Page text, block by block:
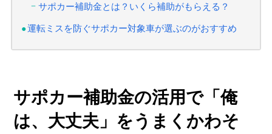
サポカー補助金とは？いくら補助がもらえる？
運転ミスを防ぐサポカー対象車が選ぶのがおすすめ
サポカー補助金の活用で「俺
は、大丈夫」をうまくかわそ